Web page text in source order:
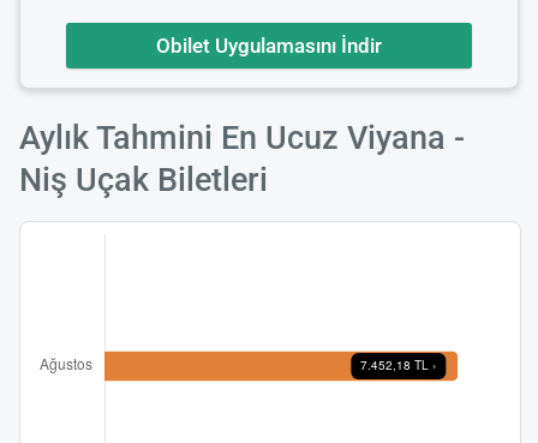
Obilet Uygulamasını İndir
Aylık Tahmini En Ucuz Viyana -
Niş Uçak Biletleri